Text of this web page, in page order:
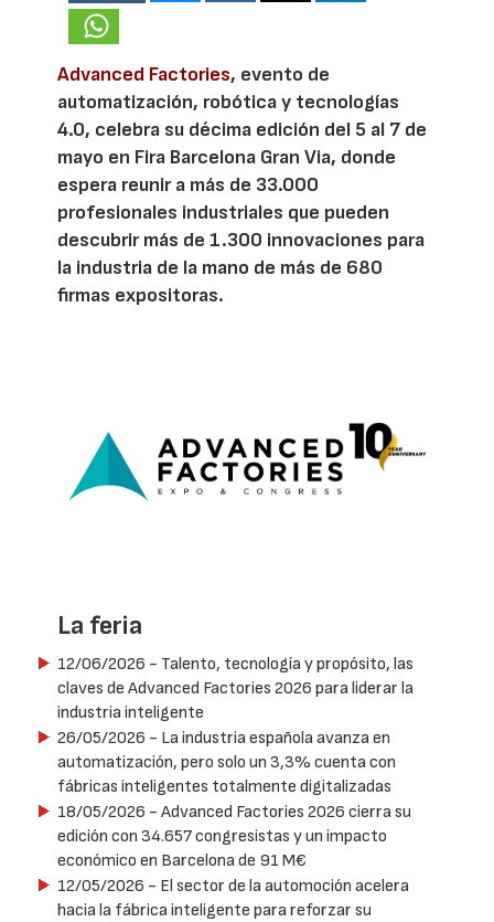
Advanced Factories, evento de
automatización, robótica y tecnologías
4.0, celebra su décima edición del 5 al 7 de
mayo en Fira Barcelona Gran Via, donde
espera reunir a más de 33.000
profesionales industriales que pueden
descubrir más de 1.300 innovaciones para
la industria de la mano de más de 680
firmas expositoras.
La feria
12/06/2026 - Talento, tecnología y propósito, las
claves de Advanced Factories 2026 para liderar la
industria inteligente
26/05/2026 - La industria española avanza en
automatización, pero solo un 3,3% cuenta con
fábricas inteligentes totalmente digitalizadas
18/05/2026 - Advanced Factories 2026 cierra su
edición con 34.657 congresistas y un impacto
económico en Barcelona de 91 M€
12/05/2026 - El sector de la automoción acelera
hacia la fábrica inteligente para reforzar su